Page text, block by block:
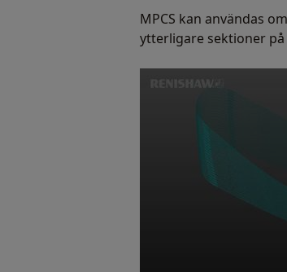
MPCS kan användas
ytterligare sektioner